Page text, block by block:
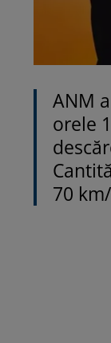
ANM
orele
70